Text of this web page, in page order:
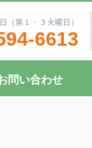
第１・３火曜日）
6613
問い合わせ